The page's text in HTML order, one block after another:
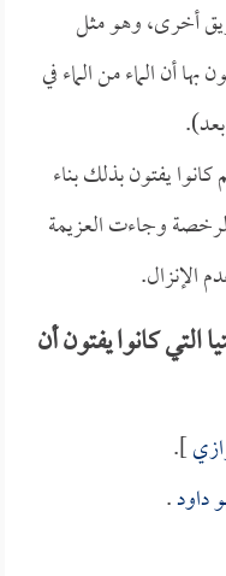
أخرى، وهو مثل
بها أن الماء من الماء في
يفتون بذلك بناء
وجاءت العزيمة
الإنزال.
كانوا يفتون أن
].
داود.